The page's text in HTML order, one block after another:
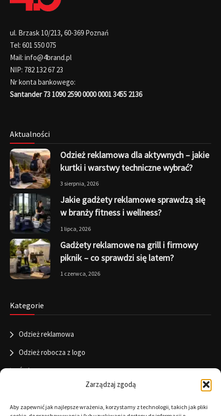
Zarządzaj zgodą
Aby zapewnić jak najlepsze wrażenia, korzystamy z technologii, takich jak pliki
ul. Brzask 10/213, 60-369 Poznań
Tel: 601 550 075
Mail: info@4brand.pl
NIP: 782 132 67 23
Nr konta bankowego:
Santander 73 1090 2590 0000 0001 3455 2136
Aktualności
Odzież reklamowa dla aktywnych – jakie
kurtki i warstwy techniczne wybrać?
3 sierpnia, 2026
Jakie gadżety reklamowe sprawdzą się
w branży fitness i wellness?
1 lipca, 2026
Gadżety reklamowe na grill i firmowy
piknik – co sprawdzi się latem?
1 czerwca, 2026
Kategorie
Odzież reklamowa
Odzież robocza z logo
Święta
Informacje